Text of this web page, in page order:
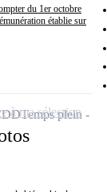
du 1er octobre
établie sur
Temps plein
à ma sélection